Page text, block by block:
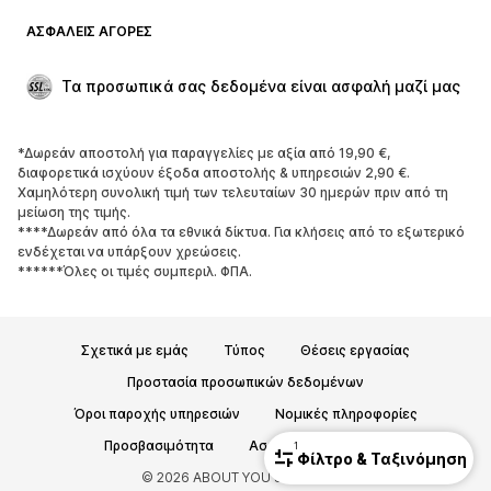
1
Φίλτρο & Ταξινόμηση
Περιστάσεις
Aποκλειστικά
ΠΑΠΟΎΤΣΙΑ
ΝΕΑ
Trending
Sneakers
Μποτάκια
Γόβες και ψηλοτάκουνα
Παντόφλες
Αποκλειστικά
Αθλήματα
ΑΣΦΑΛΕΊΣ ΑΓΟΡΈΣ
Τα προσωπικά σας δεδομένα είναι ασφαλή μαζί μας
*Δωρεάν αποστολή για παραγγελίες με αξία από 19,90 €,
διαφορετικά ισχύουν έξοδα αποστολής & υπηρεσιών 2,90 €.
Χαμηλότερη συνολική τιμή των τελευταίων 30 ημερών πριν από τη
μείωση της τιμής.
****Δωρεάν από όλα τα εθνικά δίκτυα. Για κλήσεις από το εξωτερικό
ενδέχεται να υπάρξουν χρεώσεις.
******Όλες οι τιμές συμπεριλ. ΦΠΑ.
Σχετικά με εμάς Τύπος
Θέσεις εργασίας
Προστασία προσωπικών δεδομένων
Όροι παροχής υπηρεσιών
Νομικές πληροφορίες
Προσβασιμότητα
Ασφάλεια Προϊόντων
© 2026 ABOUT YOU SE & Co. KG